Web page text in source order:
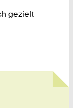
gezielt